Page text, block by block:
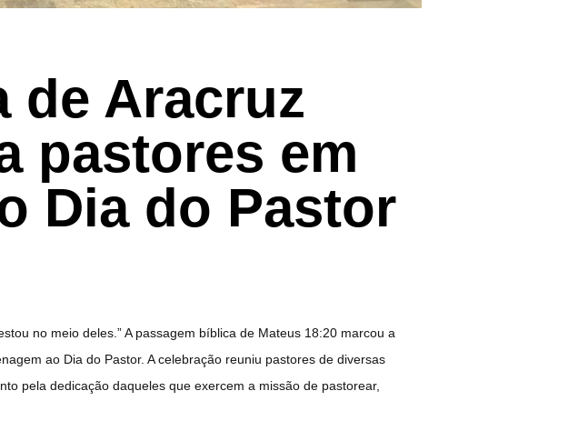
de Aracruz
pastores em
Dia do Pastor
no meio deles.” A passagem bíblica de Mateus 18:20 marcou a
ao Dia do Pastor. A celebração reuniu pastores de diversas
pela dedicação daqueles que exercem a missão de pastorear,